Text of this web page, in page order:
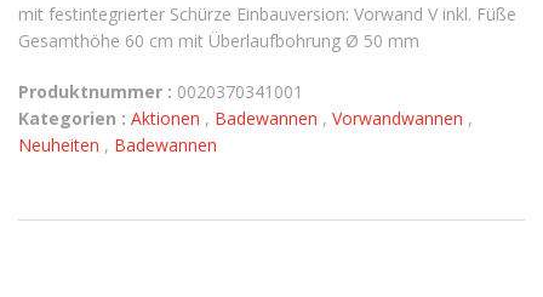
mit festintegrierter Schürze Einbauversion: Vorwand V inkl. Füße
Gesamthöhe 60 cm mit Überlaufbohrung Ø 50 mm
Produktnummer : 0020370341001
Kategorien : Aktionen , Badewannen , Vorwandwannen ,
Neuheiten , Badewannen